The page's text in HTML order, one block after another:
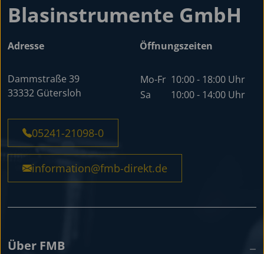
Blasinstrumente GmbH
Adresse
Dammstraße 39
33332 Gütersloh
Öffnungszeiten
Mo-Fr 10:00 - 18:00 Uhr
Sa
10:00 - 14:00 Uhr
05241-21098-0
information@fmb-direkt.de
Über FMB